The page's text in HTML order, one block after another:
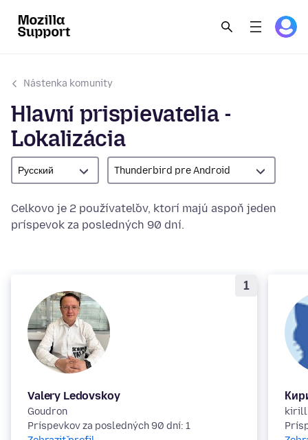
Nástenka komunity
Hlavní prispievatelia -
Lokalizácia
Русский Thunderbird pre Android
Celkovo je 2 používateľov, ktorí majú aspoň jeden
príspevok za posledných 90 dní.
1
Valery Ledovskoy
Goudron
Príspevkov za posledných 90 dní: 1